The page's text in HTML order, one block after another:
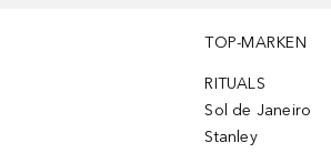
TOP-MARKEN
RITUALS
Sol de Janeiro
Stanley